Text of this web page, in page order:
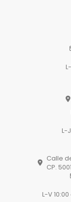
L-
Calle
CP.
L-V